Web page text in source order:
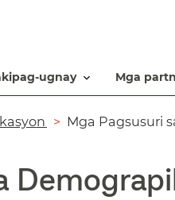
ugnay​​ mga
Mga Pagsusuri